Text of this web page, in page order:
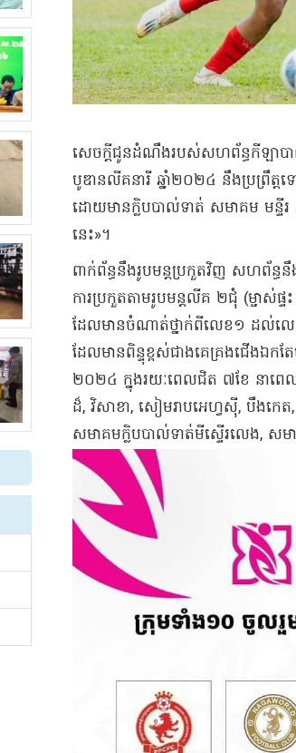
សេចក្តីជូនដំណឹង​រប​ស់​សហព័ន្ធ​កីឡាបាល់
បូ​ឌា​ន​លី​គ​នារី ឆ្នាំ​២០២៤ នឹង​ប្រព្រឹត្ត
ដោយមាន​ក្លិប​បាល់ទាត់ សមាគម មន្ទី
នេះ​»​។​
ពាក់ព័ន្ធ​នឹង​រូបមន្ដ​ប្រកួត​វិញ សហព័ន្
ការប្រកួត​តាម​រូបមន្ត​លី​គ ២​ជុំ (​ម្ចាស់
ដែលមាន​ចំណាត់ថ្នាក់​ពី​លេខ​១ ដល់​លេ
ដែលមាន​ពិន្ទុ​ខ្ពស់​ជាងគេ​គ្រង​ជើងឯក​ត
២០២៤ ក្នុង​រយៈពេល​ជិត ៧​ខែ នាពេល​
ដ៏​, វិសាខា​, សៀមរាប​អេ​ហ្វ​ស៊ី​, បឹងកេត​,
សមាគម​ក្លិប​បាល់ទាត់​មី​ស្ទើរ​លេង​, ស​